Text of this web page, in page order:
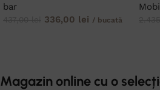
bar
336,00 lei / bucată
Magazin online cu o